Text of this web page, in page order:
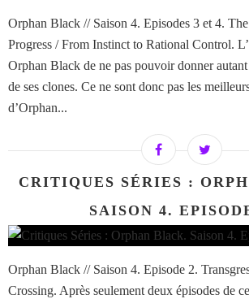
Orphan Black // Saison 4. Episodes 3 et 4.
Progress / From Instinct to Rational Control.
Orphan Black de ne pas pouvoir donner autant
de ses clones. Ce ne sont donc pas les
d’Orphan...
CRITIQUES SÉRIES :
SAISON 4.
Orphan Black // Saison 4. Episode 2.
Crossing. Après seulement deux épisodes de